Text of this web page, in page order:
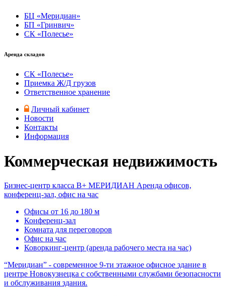
БЦ «Меридиан»
БП «Гринвич»
СК «Полесье»
Аренда складов
СК «Полесье»
Приемка Ж/Д грузов
Ответственное хранение
Личный кабинет
Новости
Контакты
Информация
Коммерческая недвижимость
Бизнес-центр класса B+ МЕРИДИАН Аренда офисов,
конференц-зал, офис на час
Офисы от 16 до 180 м
Конференц-зал
Комната для переговоров
Офис на час
Коворкинг-центр (аренда рабочего места на час)
“Меридиан” - современное 9-ти этажное офисное здание в
центре Новокузнецка с собственными службами безопасности
и обслуживания здания.